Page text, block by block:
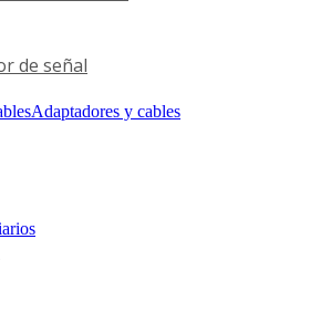
de señal
Adaptadores y cables